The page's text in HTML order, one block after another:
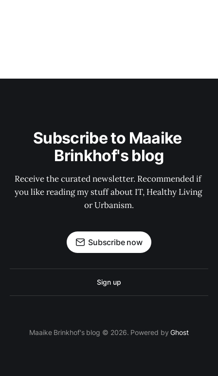
Subscribe to Maaike
Brinkhof's blog
Receive the curated newsletter. Recommended if
you like reading my stuff about IT, Healthy Living
or Urbanism.
Subscribe now
Sign up
Maaike Brinkhof's blog © 2026. Powered byGhost